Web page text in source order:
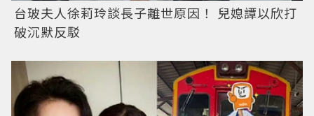
台玻夫人徐莉玲談長子離世原因！ 兒媳譚以欣打
破沉默反駁